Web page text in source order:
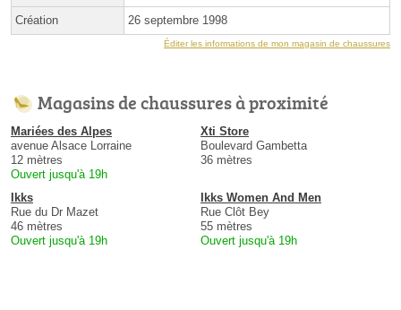
Création 26 septembre 1998
Éditer les informations de mon magasin de chaussures
Magasins de chaussures à proximité
Mariées des Alpes
avenue Alsace Lorraine
12 mètres
Ouvert jusqu'à 19h
Xti Store
Boulevard Gambetta
36 mètres
Ikks
Rue du Dr Mazet
46 mètres
Ouvert jusqu'à 19h
Ikks Women And Men
Rue Clôt Bey
55 mètres
Ouvert jusqu'à 19h